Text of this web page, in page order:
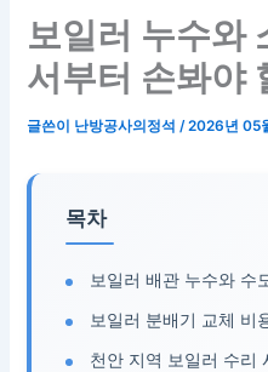
보일러 누수와
서부터 손봐야
글쓴이 난방공사의정석/2026년 05
목차
보일러 배관 누수와 수
보일러 분배기 교체 비
천안 지역 보일러 수리